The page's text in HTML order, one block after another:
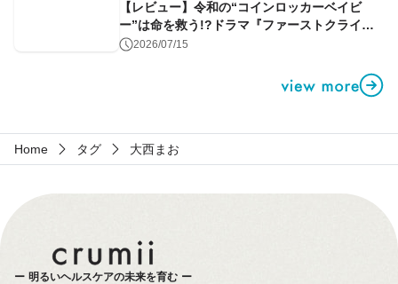
【レビュー】令和の“コインロッカーベイビ
ー”は命を救う!?ドラマ『ファーストクライ』
第1話2026/07/15
Home タグ 大西まお
明るいヘルスケアの未来を育む